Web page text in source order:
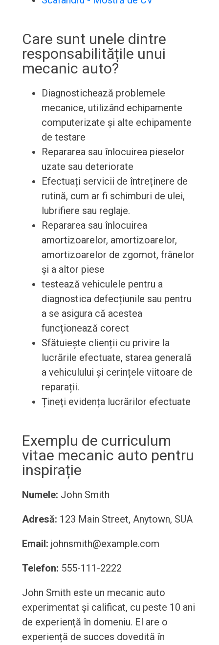
Care sunt unele dintre
responsabilitățile unui
mecanic auto?
Diagnostichează problemele
mecanice, utilizând echipamente
computerizate și alte echipamente
de testare
Repararea sau înlocuirea pieselor
uzate sau deteriorate
Efectuați servicii de întreținere de
rutină, cum ar fi schimburi de ulei,
lubrifiere sau reglaje.
Repararea sau înlocuirea
amortizoarelor, amortizoarelor,
amortizoarelor de zgomot, frânelor
și a altor piese
testează vehiculele pentru a
diagnostica defecțiunile sau pentru
a se asigura că acestea
funcționează corect
Sfătuiește clienții cu privire la
lucrările efectuate, starea generală
a vehiculului și cerințele viitoare de
reparații.
Țineți evidența lucrărilor efectuate
Exemplu de curriculum
vitae mecanic auto pentru
inspirație
Numele: John Smith
Adresă: 123 Main Street, Anytown, SUA
Email: johnsmith@example.com
Telefon: 555-111-2222
John Smith este un mecanic auto
experimentat și calificat, cu peste 10 ani
de experiență în domeniu. El are o
experiență de succes dovedită în